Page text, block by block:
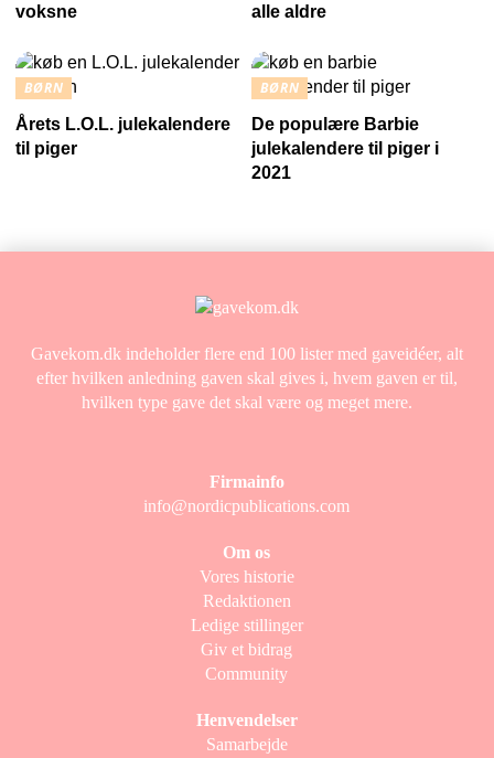
voksne
alle aldre
BØRN
Årets L.O.L. julekalendere
til piger
BØRN
De populære Barbie
julekalendere til piger i
2021
Gavekom.dk indeholder flere end 100 lister med gaveidéer, alt
efter hvilken anledning gaven skal gives i, hvem gaven er til,
hvilken type gave det skal være og meget mere.
Firmainfo
info@nordicpublications.com
Om os
Vores historie
Redaktionen
Ledige stillinger
Giv et bidrag
Community
Henvendelser
Samarbejde